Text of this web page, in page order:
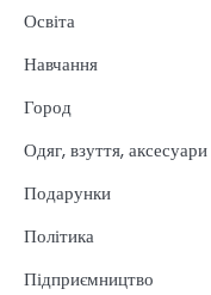
Освіта
Навчання
Город
Одяг, взуття,
Подарунки
Політика
Підприємництво